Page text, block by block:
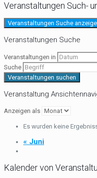
Veranstaltungen Such-
Veranstaltungen Suche
Veranstaltungen Suche
Veranstaltungen in
Suche
Veranstaltung
Anzeigen als
Es wurden keine
« Juni
Kalender von